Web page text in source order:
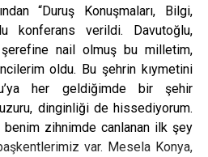
“Duruş Konuşmaları, Bilgi,
konferans verildi. Davutoğlu,
şerefine nail olmuş bu milletim,
oldu. Bu şehrin kıymetini
her geldiğimde bir şehir
dinginliği de hissediyorum.
zihnimde canlanan ilk şey
var. Mesela Konya,